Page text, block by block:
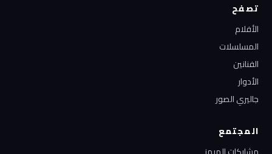
تصفح
الأفلام
المسلسلات
الفنانين
الأدوار
جاليري الصور
المجتمع